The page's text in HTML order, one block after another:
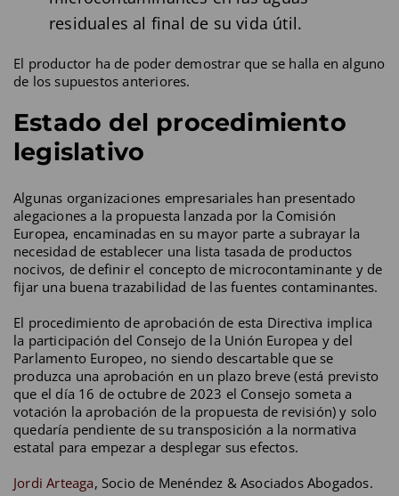
residuales al final de su vida útil.
El productor ha de poder demostrar que se halla en alguno
de los supuestos anteriores.
Estado del procedimiento
legislativo
Algunas organizaciones empresariales han presentado
alegaciones a la propuesta lanzada por la Comisión
Europea, encaminadas en su mayor parte a subrayar la
necesidad de establecer una lista tasada de productos
nocivos, de definir el concepto de microcontaminante y de
fijar una buena trazabilidad de las fuentes contaminantes.
El procedimiento de aprobación de esta Directiva implica
la participación del Consejo de la Unión Europea y del
Parlamento Europeo, no siendo descartable que se
produzca una aprobación en un plazo breve (está previsto
que el día 16 de octubre de 2023 el Consejo someta a
votación la aprobación de la propuesta de revisión) y solo
quedaría pendiente de su transposición a la normativa
estatal para empezar a desplegar sus efectos.
Jordi Arteaga, Socio de Menéndez & Asociados Abogados.